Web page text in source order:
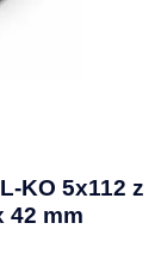
KO 5x112 z
42 mm